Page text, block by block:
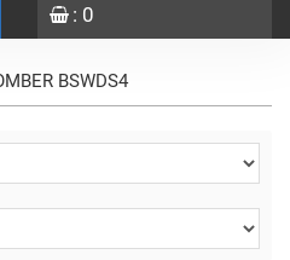
: 0
BSWDS4